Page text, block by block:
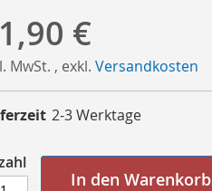
€
MwSt. , exkl. Versandkosten
2-3 Werktage
In den Warenkorb